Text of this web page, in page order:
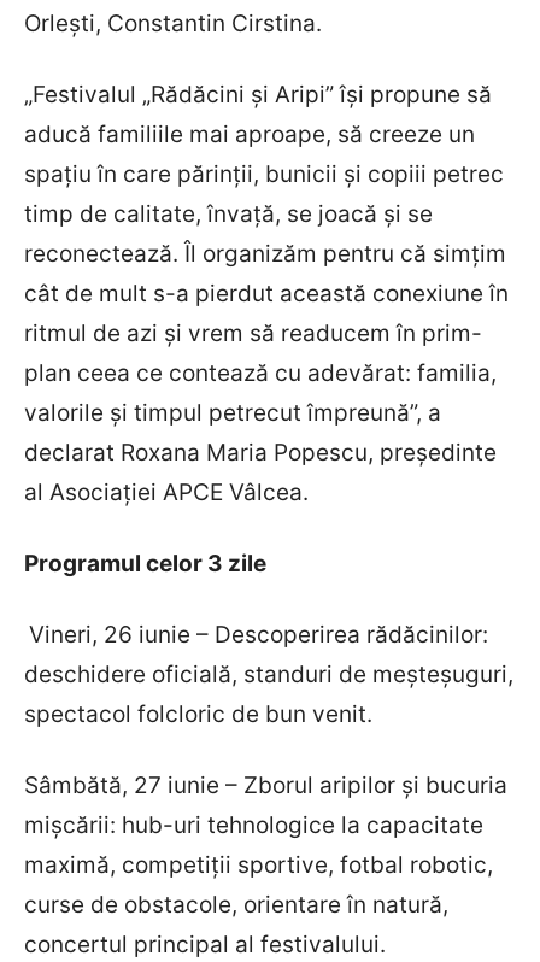
Orlești, Constantin Cirstina.
„Festivalul „Rădăcini și Aripi” își propune să
aducă familiile mai aproape, să creeze un
spațiu în care părinții, bunicii și copiii petrec
timp de calitate, învață, se joacă și se
reconectează. Îl organizăm pentru că simțim
cât de mult s-a pierdut această conexiune în
ritmul de azi și vrem să readucem în prim-
plan ceea ce contează cu adevărat: familia,
valorile și timpul petrecut împreună”, a
declarat Roxana Maria Popescu, președinte
al Asociației APCE Vâlcea.
Programul celor 3 zile
Vineri, 26 iunie – Descoperirea rădăcinilor:
deschidere oficială, standuri de meșteșuguri,
spectacol folcloric de bun venit.
Sâmbătă, 27 iunie – Zborul aripilor și bucuria
mișcării: hub-uri tehnologice la capacitate
maximă, competiții sportive, fotbal robotic,
curse de obstacole, orientare în natură,
concertul principal al festivalului.